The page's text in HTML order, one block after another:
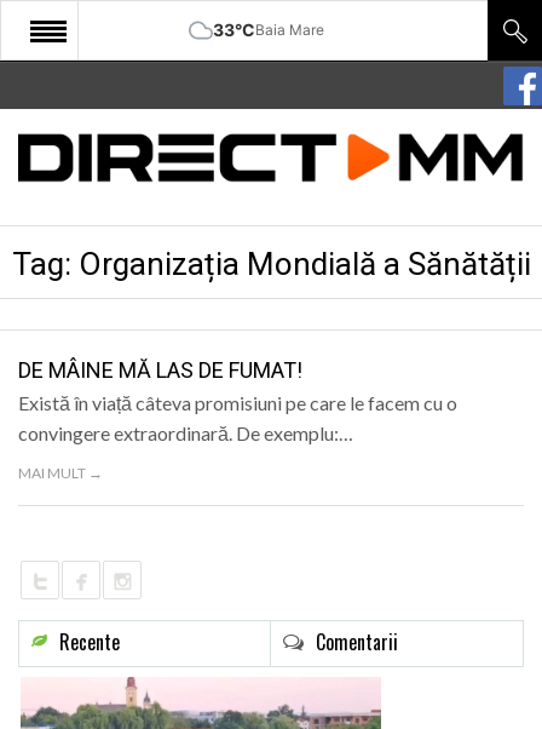
33°CBaia Mare
START
COMUNITATE
CULTURA
SANATATE
SPORT
POLITIC
LIFE
Tag: Organizația Mondială a Sănătății
DE MÂINE MĂ LAS DE FUMAT!
Există în viață câteva promisiuni pe care le facem cu o
convingere extraordinară. De exemplu:…
MAI MULT →
Recente Comentarii